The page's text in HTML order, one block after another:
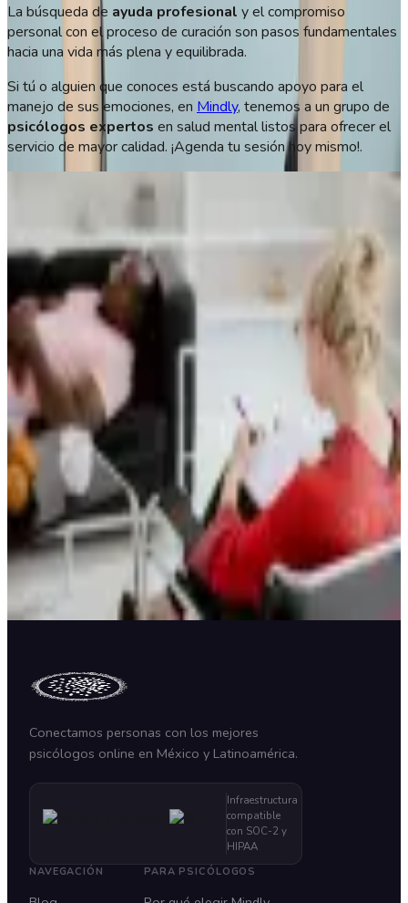
La búsqueda de ayuda profesional y el compromiso
personal con el proceso de curación son pasos fundamentales
hacia una vida más plena y equilibrada.
Si tú o alguien que conoces está buscando apoyo para el
manejo de sus emociones, en Mindly, tenemos a un grupo de
psicólogos expertos en salud mental listos para ofrecer el
servicio de mayor calidad. ¡Agenda tu sesión hoy mismo!.
Daniela Crespo
Psicóloga
Últimos Artículos
NOM-024: qué es y qué exige a tu consultorio
6 de Agosto, 2026
Formato SOAP en psicología: notas claras y útiles
6 de Agosto, 2026
¿Qué es la ética del psicólogo? Principios y código
1 de Agosto, 2026
Redes Sociales
Conectamos personas con los mejores
psicólogos online en México y Latinoamérica.
Infraestructura
compatible
con SOC-2 y
HIPAA
NAVEGACIÓN PARA PSICÓLOGOS